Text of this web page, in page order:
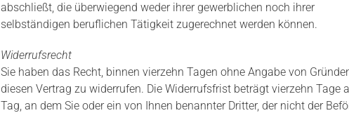
abschließt, die überwiegend weder ihrer gewerblichen noch ihrer
selbständigen beruflichen Tätigkeit zugerechnet werden können.
Widerrufsrecht
Sie haben das Recht, binnen vierzehn Tagen ohne Angabe von
diesen Vertrag zu widerrufen. Die Widerrufsfrist beträgt vierzehn Tage
Tag, an dem Sie oder ein von Ihnen benannter Dritter, der nicht der